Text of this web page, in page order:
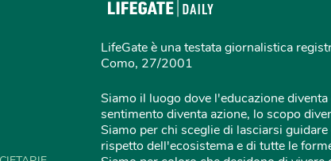
LifeGate è una testata giornalistica
Como, 27/2001
Siamo il luogo dove l'educazione
sentimento diventa azione, lo scopo
Siamo per chi sceglie di lasciarsi
rispetto dell'ecosistema e di tutte le